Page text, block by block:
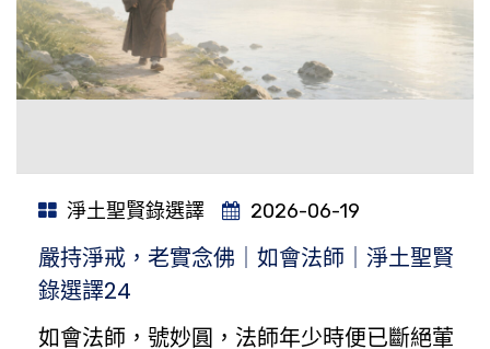
淨土聖賢錄選譯 2026-06-19
嚴持淨戒，老實念佛｜如會法師｜淨土聖賢
錄選譯24
如會法師，號妙圓，法師年少時便已斷絕葷